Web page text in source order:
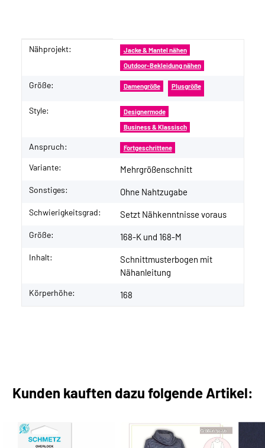
Produkteigenschaft
Wert
Nähprojekt: Jacke & Mantel nähen
Outdoor-Bekleidung nähen
Größe: Damengröße Plusgröße
Style: Designermode
Business & Klassisch
Anspruch: Fortgeschrittene
Variante: Mehrgrößenschnitt
Sonstiges: Ohne Nahtzugabe
Schwierigkeitsgrad: Setzt Nähkenntnisse voraus
Größe: 168-K und 168-M
Inhalt:
Schnittmusterbogen mit
Nähanleitung
Körperhöhe: 168
Kunden kauften dazu folgende Artikel: